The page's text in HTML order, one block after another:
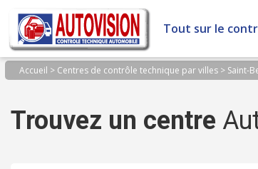
Panneau de gestion des cookies
Tout sur le
Accueil > Centres de contrôle technique par villes> Saint-
Trouvez un centre